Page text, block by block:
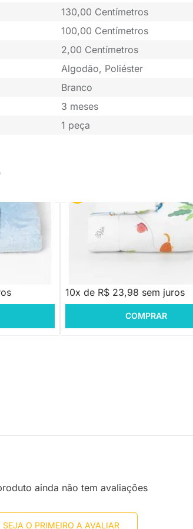
130,00 Centímetros
100,00 Centímetros
2,00 Centímetros
Algodão, Poliéster
Branco
3 meses
1 peça
Bebe
PRONTA ENTREGA
Edredom de Berço Selva com
Percal - Branco
10x de R$ 23,98 sem juros
COMPRAR
ainda não tem avaliações
SEJA O PRIMEIRO A AVALIAR